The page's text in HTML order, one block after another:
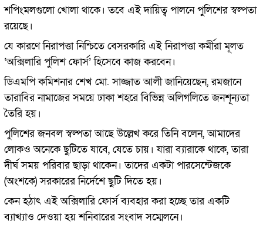
শপিংমলগুলো খোলা থাকে। তবে এই দায়িত্ব পালনে পুলিশের স্বল্পতা
রয়েছে।
যে কারণে নিরাপত্তা নিশ্চিতে বেসরকারি এই নিরাপত্তা কর্মীরা মূলত
‘অক্সিলারি পুলিশ ফোর্স’ হিসেবে কাজ করবেন।
ডিএমপি কমিশনার শেখ মো. সাজ্জাত আলী জানিয়েছেন, রমজানে
তারাবির নামাজের সময়ে ঢাকা শহরে বিভিন্ন অলিগলিতে জনশূন্যতা
তৈরি হয়।
পুলিশের জনবল স্বল্পতা আছে উল্লেখ করে তিনি বলেন, আমাদের
লোকও অনেকে ছুটিতে যাবে, যেতে চায়। যারা ব্যারাকে থাকে, তারা
দীর্ঘ সময় পরিবার ছাড়া থাকেন। তাদের একটা পারসেন্টেজকে
(অংশকে) সরকারের নির্দেশে ছুটি দিতে হয়।
কেন হঠাৎ এই অক্সিলারি ফোর্স ব্যবহার করা হচ্ছে তার একটি
ব্যাখ্যাও দেওয়া হয় শনিবারের সংবাদ সম্মেলনে।